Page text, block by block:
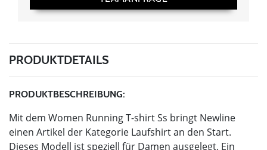
PRODUKTDETAILS
PRODUKTBESCHREIBUNG:
Mit dem Women Running T-shirt Ss bringt Newline
einen Artikel der Kategorie Laufshirt an den Start.
Dieses Modell ist speziell für Damen ausgelegt. Ein